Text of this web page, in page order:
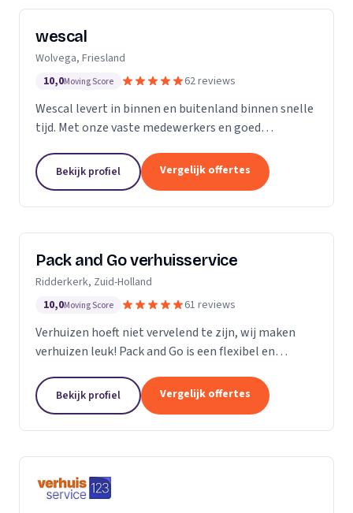
wescal
Wolvega, Friesland
10,0Moving Score 62 reviews
Wescal levert in binnen en buitenland binnen snelle
tijd. Met onze vaste medewerkers en goed
na wat we beloven. Door goede
kwaliteitsvoertuigen te...
Bekijk profiel Vergelijk offertes
Pack and Go verhuisservice
Ridderkerk, Zuid-Holland
10,0Moving Score 61 reviews
Verhuizen hoeft niet vervelend te zijn, wij maken
verhuizen leuk! Pack and Go is een flexibel en
al uw verhuizingen. Met ons team van...
Bekijk profiel Vergelijk offertes